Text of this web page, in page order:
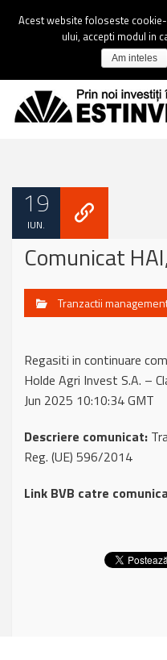
19
IUN.
Comunicat
Tranzactii
Regasiti in continuare
Holde Agri Invest S.A. –
Jun 2025 10:10:34 GMT
Descriere comunicat:
Reg. (UE) 596/2014
Link BVB catre
Acest website foloseste
ului, accepti modul in
Am inteles